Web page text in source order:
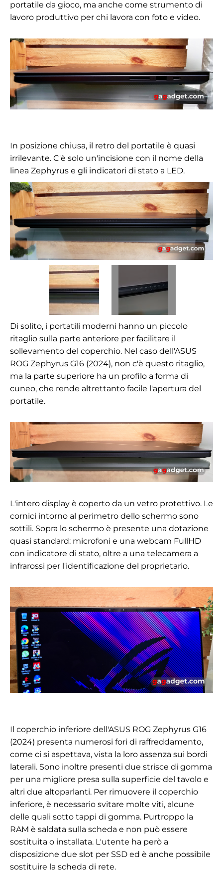
portatile da gioco, ma anche come strumento di
lavoro produttivo per chi lavora con foto e video.
In posizione chiusa, il retro del portatile è quasi
irrilevante. C'è solo un'incisione con il nome della
linea Zephyrus e gli indicatori di stato a LED.
Di solito, i portatili moderni hanno un piccolo
ritaglio sulla parte anteriore per facilitare il
sollevamento del coperchio. Nel caso dell'ASUS
ROG Zephyrus G16 (2024), non c'è questo ritaglio,
ma la parte superiore ha un profilo a forma di
cuneo, che rende altrettanto facile l'apertura del
portatile.
L'intero display è coperto da un vetro protettivo. Le
cornici intorno al perimetro dello schermo sono
sottili. Sopra lo schermo è presente una dotazione
quasi standard: microfoni e una webcam FullHD
con indicatore di stato, oltre a una telecamera a
infrarossi per l'identificazione del proprietario.
Il coperchio inferiore dell'ASUS ROG Zephyrus G16
(2024) presenta numerosi fori di raffreddamento,
come ci si aspettava, vista la loro assenza sui bordi
laterali. Sono inoltre presenti due strisce di gomma
per una migliore presa sulla superficie del tavolo e
altri due altoparlanti. Per rimuovere il coperchio
inferiore, è necessario svitare molte viti, alcune
delle quali sotto tappi di gomma. Purtroppo la
RAM è saldata sulla scheda e non può essere
sostituita o installata. L'utente ha però a
disposizione due slot per SSD ed è anche possibile
sostituire la scheda di rete.